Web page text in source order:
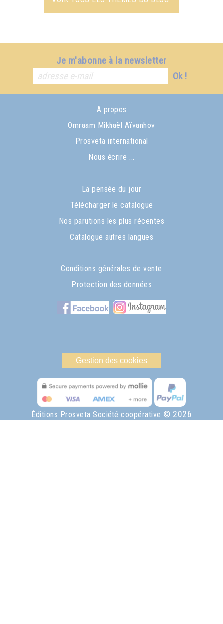
Je m'abonne à la newsletter
Ok !
A propos
Omraam Mikhaël Aïvanhov
Prosveta international
Nous écrire ...
La pensée du jour
Télécharger le catalogue
Nos parutions les plus récentes
Catalogue autres langues
Conditions générales de vente
Protection des données
Gestion des cookies
Éditions Prosveta Société coopérative © 2026